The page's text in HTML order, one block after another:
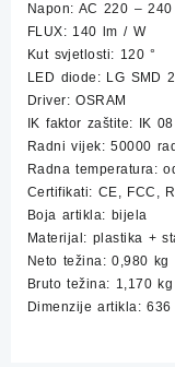
Napon: AC 220 –
FLUX: 140 lm / W
Kut svjetlosti: 120 °
LED diode: LG SMD
Driver: OSRAM
IK faktor zaštite: IK 08
Radni vijek: 50000
Radna temperatura:
Certifikati: CE, FCC,
Boja artikla: bijela
Materijal: plastika +
Neto težina: 0,980 kg
Bruto težina: 1,170 kg
Dimenzije artikla: